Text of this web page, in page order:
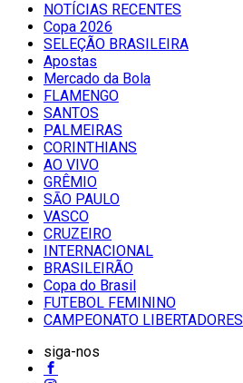
NOTÍCIAS RECENTES
Copa 2026
SELEÇÃO BRASILEIRA
Apostas
Mercado da Bola
FLAMENGO
SANTOS
PALMEIRAS
CORINTHIANS
AO VIVO
GRÊMIO
SĀO PAULO
VASCO
CRUZEIRO
INTERNACIONAL
BRASILEIRÃO
Copa do Brasil
FUTEBOL FEMININO
CAMPEONATO LIBERTADORES
siga-nos